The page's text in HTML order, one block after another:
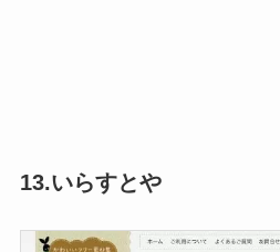
13.いらすとや